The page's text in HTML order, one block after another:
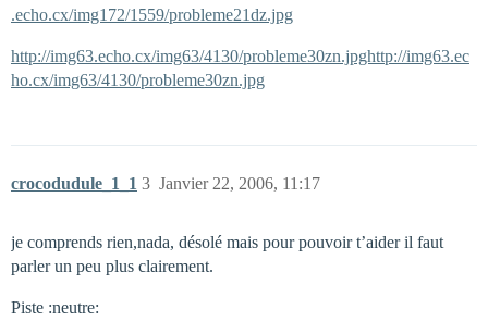
.echo.cx/img172/1559/probleme21dz.jpg
http://img63.echo.cx/img63/4130/probleme30zn.jpghttp://img63.ec
ho.cx/img63/4130/probleme30zn.jpg
crocodudule_1_1 Janvier 22, 2006, 11:17
3
je comprends rien,nada, désolé mais pour pouvoir t’aider il faut
parler un peu plus clairement.
Piste :neutre: